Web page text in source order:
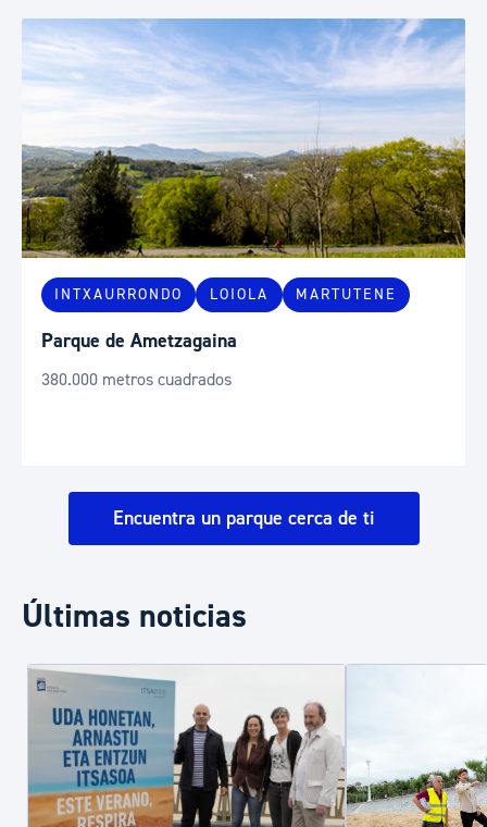
INTXAURRONDO LOIOLA MARTUTENE
Parque de Ametzagaina
380.000 metros cuadrados
Encuentra un parque cerca de ti
Últimas noticias